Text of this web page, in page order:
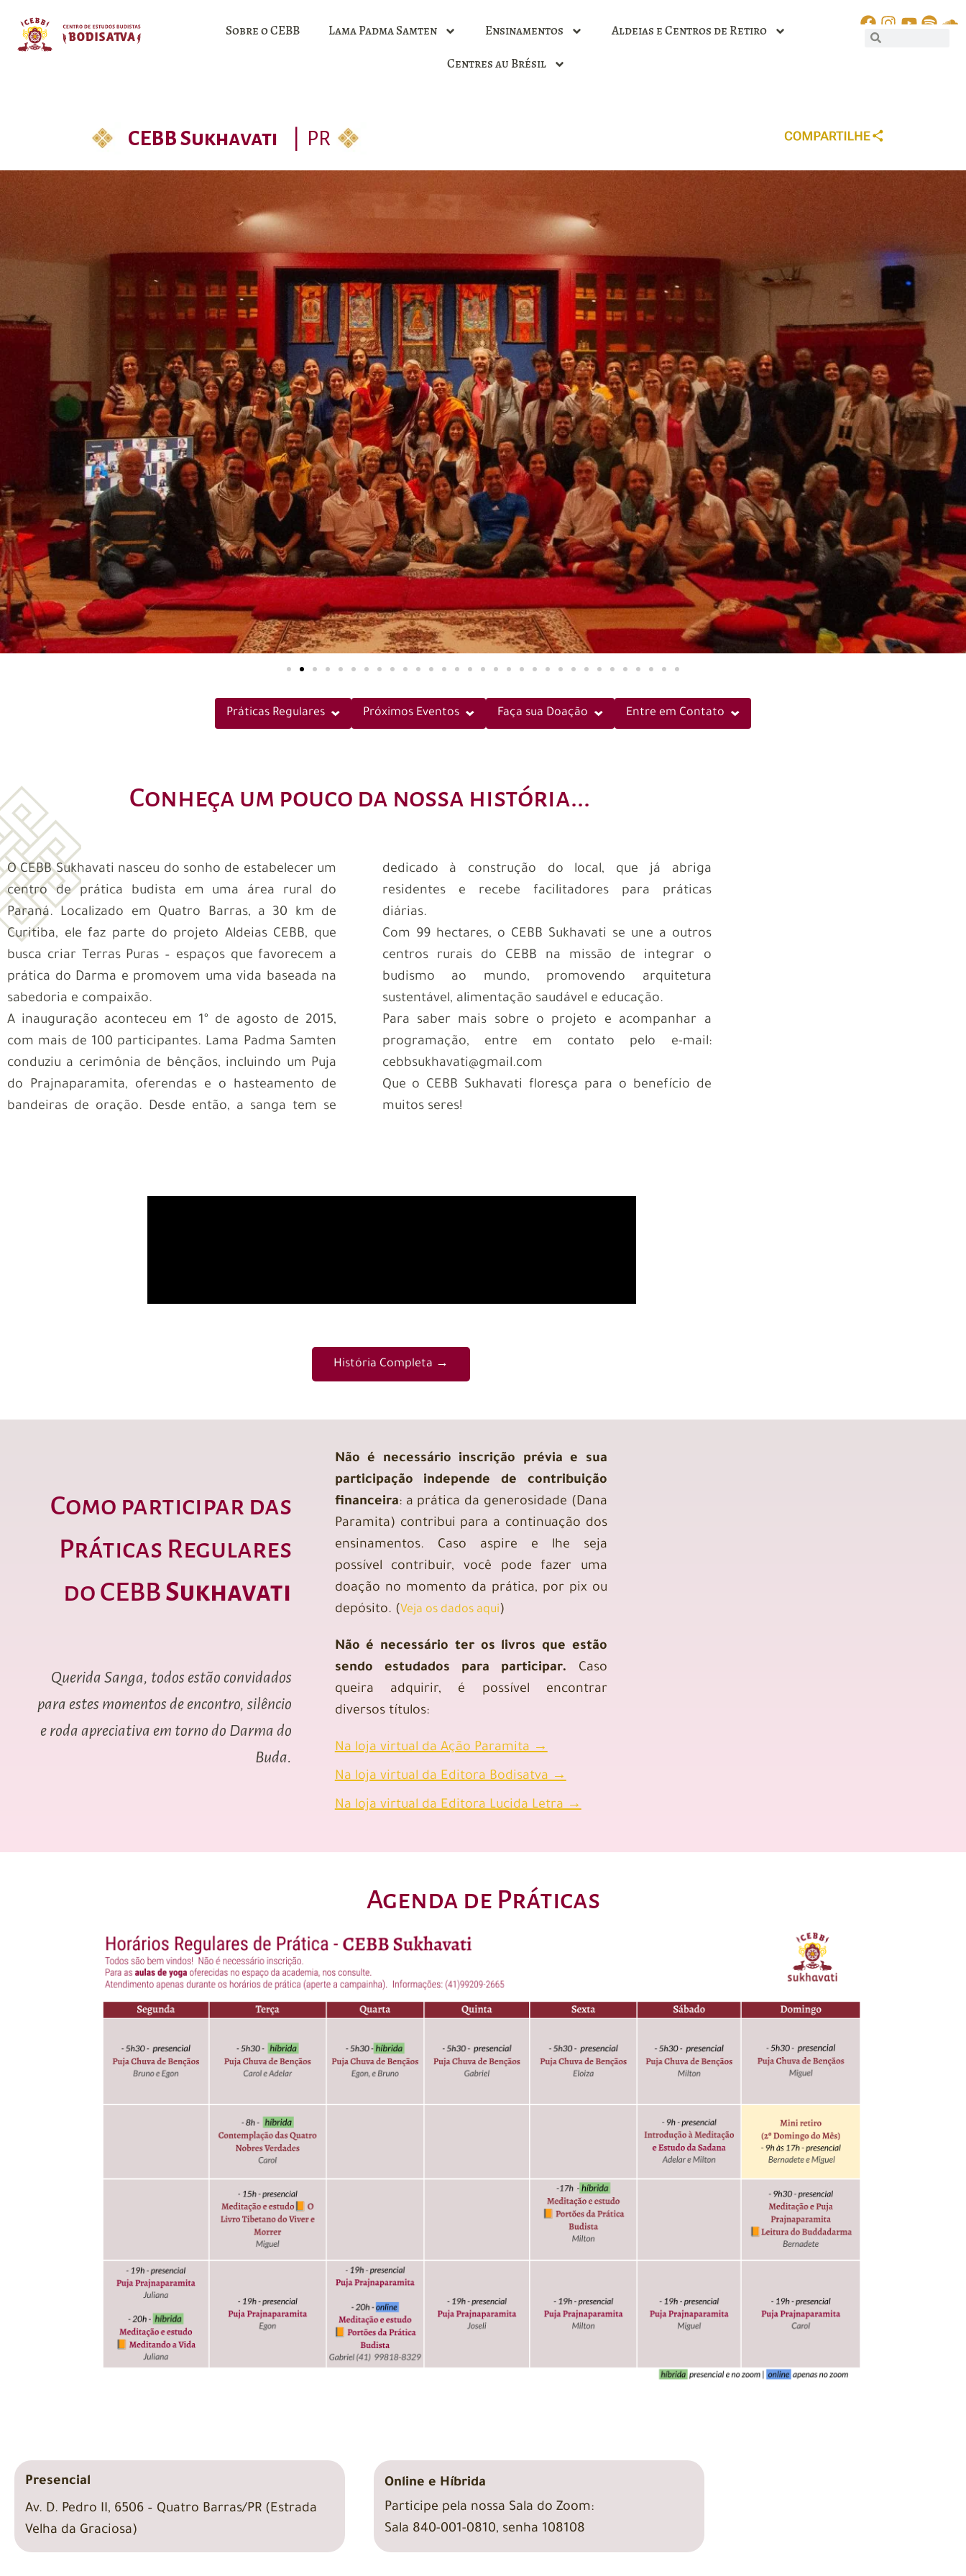
Sobre o CEBB Lama Padma Samten Ensinamentos
Aldeias e Centros de Retiro
Centres au Brésil
CEBB Sukhavati PR
Práticas Regulares Próximos Eventos Faça sua Doação Entre em Contato
Conheça um pouco da nossa história...
O CEBB Sukhavati nasceu do sonho de estabelecer um
centro de prática budista em uma área rural do
Paraná. Localizado em Quatro Barras, a 30 km de
Curitiba, ele faz parte do projeto Aldeias CEBB, que
busca criar Terras Puras – espaços que favorecem a
prática do Darma e promovem uma vida baseada na
sabedoria e compaixão.
A inauguração aconteceu em 1º de agosto de 2015,
com mais de 100 participantes. Lama Padma Samten
conduziu a cerimônia de bênçãos, incluindo um Puja
do Prajnaparamita, oferendas e o hasteamento de
bandeiras de oração. Desde então, a sanga tem se
dedicado à construção do local, que já abriga
residentes e recebe facilitadores para práticas
diárias.
Com 99 hectares, o CEBB Sukhavati se une a outros
centros rurais do CEBB na missão de integrar o
budismo ao mundo, promovendo arquitetura
sustentável, alimentação saudável e educação.
Para saber mais sobre o projeto e acompanhar a
programação, entre em contato pelo e-mail:
cebbsukhavati@gmail.com
Que o CEBB Sukhavati floresça para o benefício de
muitos seres!
História Completa →
Como participar das
Práticas Regulares
do CEBB Sukhavati
Querida Sanga, todos estão convidados
para estes momentos de encontro, silêncio
e roda apreciativa em torno do Darma do
Buda.
Não é necessário inscrição prévia e sua
participação independe de contribuição
financeira: a prática da generosidade (Dana
Paramita) contribui para a continuação dos
ensinamentos. Caso aspire e lhe seja
possível contribuir, você pode fazer uma
doação no momento da prática, por pix ou
depósito. (Veja os dados aqui)
Não é necessário ter os livros que estão
sendo estudados para participar. Caso
queira adquirir, é possível encontrar
diversos títulos:
Na loja virtual da Ação Paramita →
Na loja virtual da Editora Bodisatva →
Na loja virtual da Editora Lucida Letra →
Agenda de Práticas
Presencial
Av. D. Pedro II, 6506 – Quatro Barras/PR (Estrada
Velha da Graciosa)
Online e Híbrida
Participe pela nossa Sala do Zoom:
Sala 840-001-0810, senha 108108